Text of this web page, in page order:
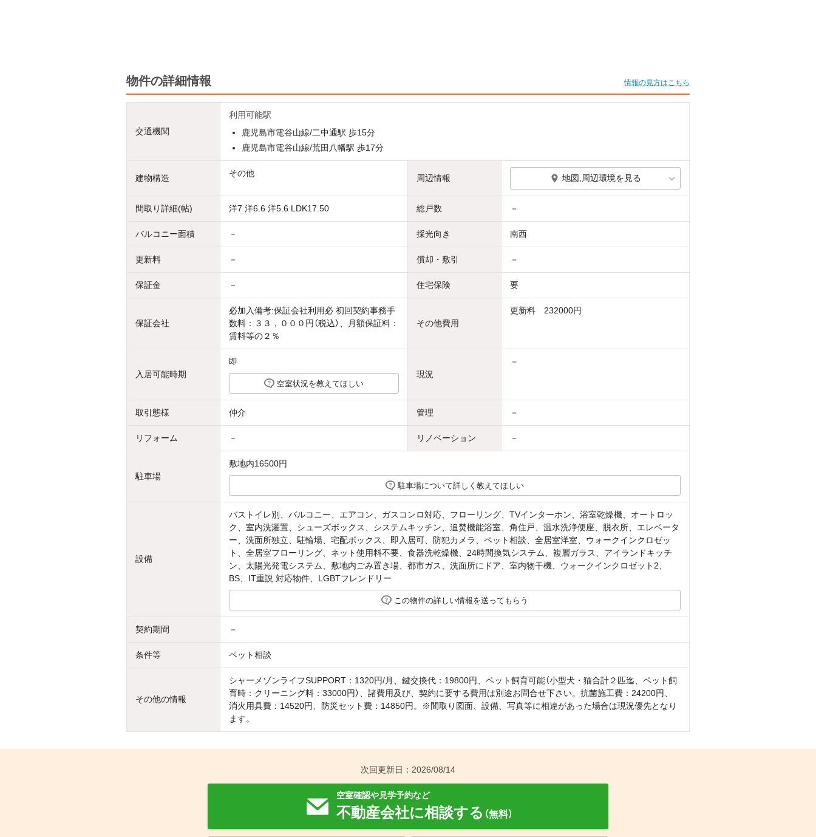
物件の詳細情報 情報の見方はこちら
交通機関
利用可能駅
鹿児島市電谷山線/二中通駅 歩15分
鹿児島市電谷山線/荒田八幡駅 歩17分
建物構造 その他 周辺情報 地図,周辺環境を見る
間取り詳細(帖) 洋7 洋6.6 洋5.6 LDK17.50 総戸数 －
バルコニー面積 － 採光向き 南西
更新料 － 償却・敷引 －
保証金 － 住宅保険 要
保証会社
必加入備考:保証会社利用必 初回契約事務手
数料：３３，０００円（税込）、月額保証料：
賃料等の２％
その他費用
更新料 232000円
入居可能時期
即
空室状況を教えてほしい
現況
－
取引態様 仲介 管理 －
リフォーム － リノベーション －
駐車場
敷地内16500円
駐車場について詳しく教えてほしい
設備
バストイレ別、バルコニー、エアコン、ガスコンロ対応、フローリング、TVインターホン、浴室乾燥機、オートロッ
ク、室内洗濯置、シューズボックス、システムキッチン、追焚機能浴室、角住戸、温水洗浄便座、脱衣所、エレベータ
ー、洗面所独立、駐輪場、宅配ボックス、即入居可、防犯カメラ、ペット相談、全居室洋室、ウォークインクロゼッ
ト、全居室フローリング、ネット使用料不要、食器洗乾燥機、24時間換気システム、複層ガラス、アイランドキッチ
ン、太陽光発電システム、敷地内ごみ置き場、都市ガス、洗面所にドア、室内物干機、ウォークインクロゼット2、
BS、IT重説 対応物件、LGBTフレンドリー
この物件の詳しい情報を送ってもらう
契約期間 －
条件等 ペット相談
その他の情報
シャーメゾンライフSUPPORT：1320円/月、鍵交換代：19800円、ペット飼育可能（小型犬・猫合計２匹迄、ペット飼
育時：クリーニング料：33000円）、諸費用及び、契約に要する費用は別途お問合せ下さい。抗菌施工費：24200円、
消火用具費：14520円、防災セット費：14850円。※間取り図面、設備、写真等に相違があった場合は現況優先となり
ます。
次回更新日：2026/08/14
空室確認や見学予約など
不動産会社に相談する （無料）